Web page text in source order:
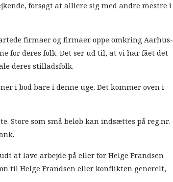
forsøgt at alliere sig med andre mestre i
firmaer og firmaer oppe omkring Aarhus-
for deres folk. Det ser ud til, at vi har fået det
deres stilladsfolk.
i bod bare i denne uge. Det kommer oven i
Store som små beløb kan indsættes på reg.nr.
at lave arbejde på eller for Helge Frandsen
til Helge Frandsen eller konflikten generelt,